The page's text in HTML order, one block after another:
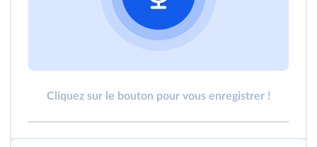
Cliquez sur le bouton pour vous enregistrer !